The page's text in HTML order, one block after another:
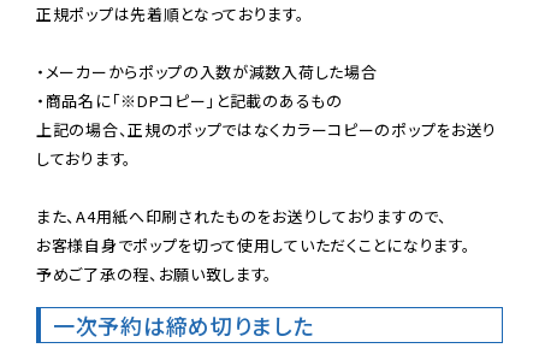
正規ポップは先着順となっております。
・メーカーからポップの入数が減数入荷した場合
・商品名に「※DPコピー」と記載のあるもの
上記の場合、正規のポップではなくカラーコピーのポップをお送り
しております。
また、A4用紙へ印刷されたものをお送りしておりますので、
お客様自身でポップを切って使用していただくことになります。
予めご了承の程、お願い致します。
一次予約は締め切りました